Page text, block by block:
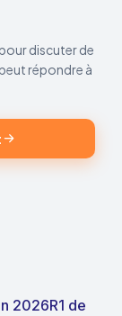
discuter de
répondre à
2026R1 de